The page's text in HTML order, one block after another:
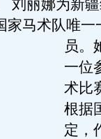
刘丽娜为新
家马术队唯一
员。
一位
术比
根据
定，